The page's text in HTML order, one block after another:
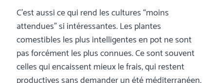
C’est aussi ce qui rend les cultures “moins
attendues” si intéressantes. Les plantes
comestibles les plus intelligentes en pot ne sont
pas forcément les plus connues. Ce sont souvent
celles qui encaissent mieux le frais, qui restent